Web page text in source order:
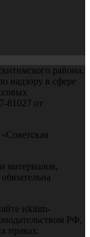
района.
надзору в сфере
81027 от
материалов,
iskitim-
РФ,
правах.